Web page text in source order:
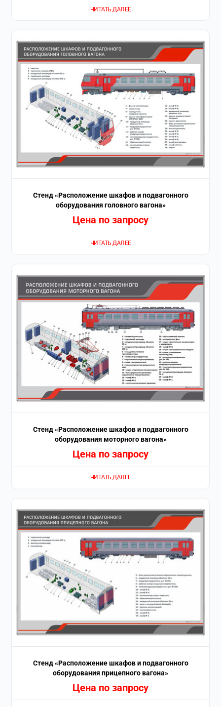
ЧИТАТЬ ДАЛЕЕ
Стенд «Расположение шкафов и подвагонного
оборудования головного вагона»
Цена по запросу
ЧИТАТЬ ДАЛЕЕ
Стенд «Расположение шкафов и подвагонного
оборудования моторного вагона»
Цена по запросу
ЧИТАТЬ ДАЛЕЕ
Стенд «Расположение шкафов и подвагонного
оборудования прицепного вагона»
Цена по запросу